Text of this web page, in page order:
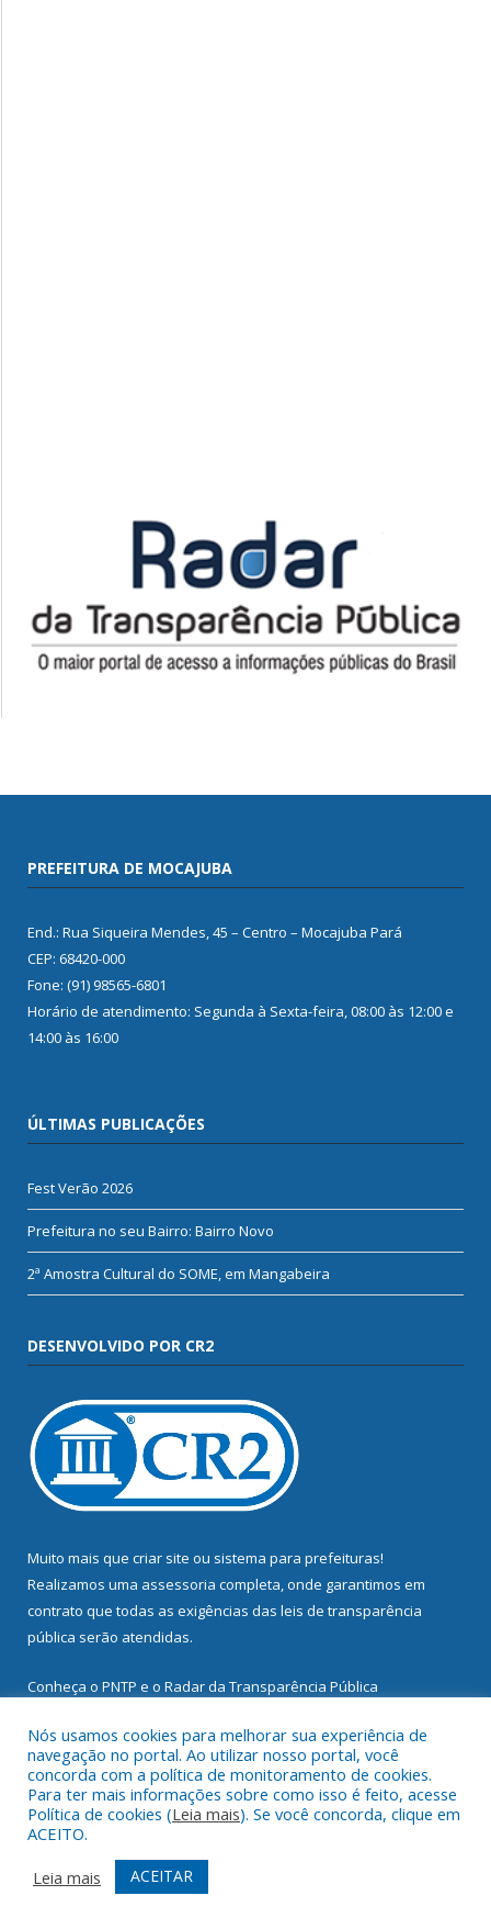
PREFEITURA DE MOCAJUBA
End.: Rua Siqueira Mendes, 45 – Centro – Mocajuba Pará
CEP: 68420-000
Fone: (91) 98565-6801
Horário de atendimento: Segunda à Sexta-feira, 08:00 às 12:00 e
14:00 às 16:00
ÚLTIMAS PUBLICAÇÕES
Fest Verão 2026
Prefeitura no seu Bairro: Bairro Novo
2ª Amostra Cultural do SOME, em Mangabeira
DESENVOLVIDO POR CR2
Muito mais que criar site ou sistema para prefeituras!
Realizamos uma assessoria completa, onde garantimos em
contrato que todas as exigências das leis de transparência
pública serão atendidas.
Conheça o PNTP e o Radar da Transparência Pública
Todos os direitos reservados a Prefeitura Municipal de
Mocajuba.
Mapa do Site
Acessar Área Administrativa
Acessar Webmail
Nós usamos cookies para melhorar sua experiência de
navegação no portal. Ao utilizar nosso portal, você
concorda com a política de monitoramento de cookies.
Para ter mais informações sobre como isso é feito, acesse
Política de cookies (Leia mais). Se você concorda, clique em
ACEITO.
Leia mais
ACEITAR